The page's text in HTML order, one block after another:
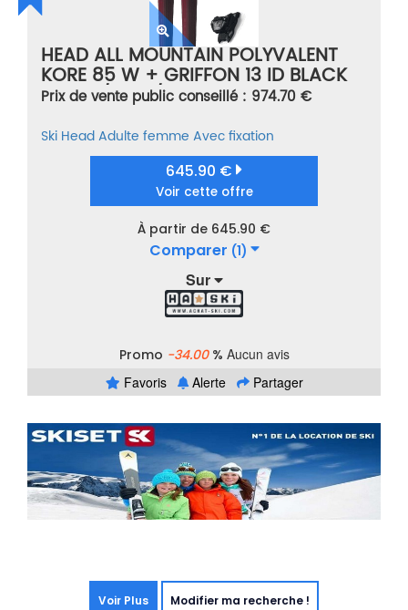
HEAD ALL MOUNTAIN POLYVALENT
KORE 85 W + GRIFFON 13 ID BLACK
VIOLET/NOIR/BLANC TAILLE 163
Prix de vente public conseillé : 974.70 €
Ski HeadAdulte femme Avec fixation
645.90 €
Voir cette offre
À partir de 645.90 €
Comparer (1)
Sur
Promo -34.00% Aucun avis
Favoris
Alerte Partager
Voir Plus Modifier ma recherche !